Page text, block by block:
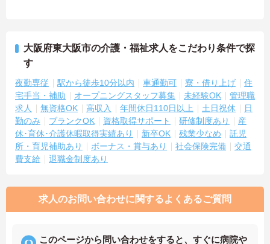
大阪府東大阪市の介護・福祉求人をこだわり条件で探
す
夜勤専従 駅から徒歩10分以内 車通勤可 寮・借り上げ
住
宅手当・補助
オープニングスタッフ募集 未経験OK
管理職
求人
無資格OK 高収入 年間休日110日以上 土日祝休
日
勤のみ
ブランクOK 資格取得サポート 研修制度あり
産
休･育休･介護休暇取得実績あり
新卒OK 残業少なめ
託児
所・育児補助あり
ボーナス・賞与あり 社会保険完備
交通
費支給
退職金制度あり
求人のお問い合わせに関するよくあるご質問
このページから問い合わせをすると、すぐに病院や